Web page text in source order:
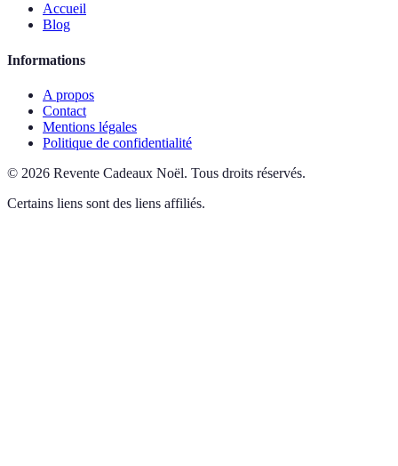
Accueil
Blog
Informations
A propos
Contact
Mentions légales
Politique de confidentialité
© 2026 Revente Cadeaux Noël. Tous droits réservés.
Certains liens sont des liens affiliés.